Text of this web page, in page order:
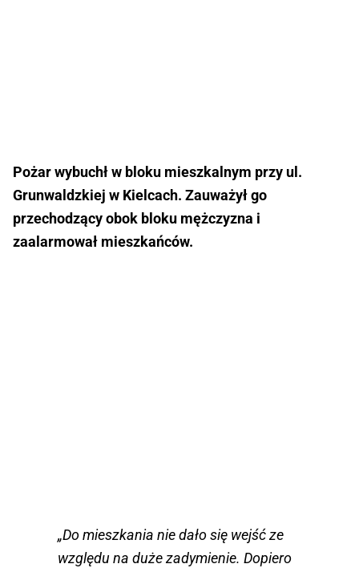
Pożar wybuchł w bloku mieszkalnym przy ul.
Grunwaldzkiej w Kielcach. Zauważył go
przechodzący obok bloku mężczyzna i
zaalarmował mieszkańców.
„Do mieszkania nie dało się wejść ze
względu na duże zadymienie. Dopiero